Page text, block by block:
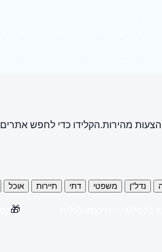
הצעות מהירות.הקלידו כדי לחפש אתרים
נדל"ן משפטי דתי תיירות אוכל
🎁